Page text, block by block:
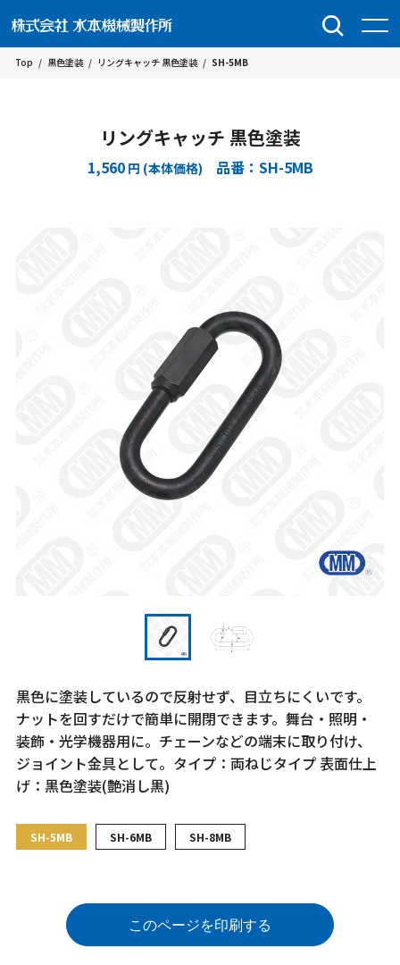
Top / 黒色塗装 / リングキャッチ 黒色塗装 / SH-5MB
リングキャッチ 黒色塗装
1,560 円 (本体価格) 品番：SH-5MB
黒色に塗装しているので反射せず、目立ちにくいです。
ナットを回すだけで簡単に開閉できます。舞台・照明・
装飾・光学機器用に。チェーンなどの端末に取り付け、
ジョイント金具として。タイプ：両ねじタイプ 表面仕上
げ：黒色塗装(艶消し黒)
SH-5MB SH-6MB SH-8MB
このページを印刷する